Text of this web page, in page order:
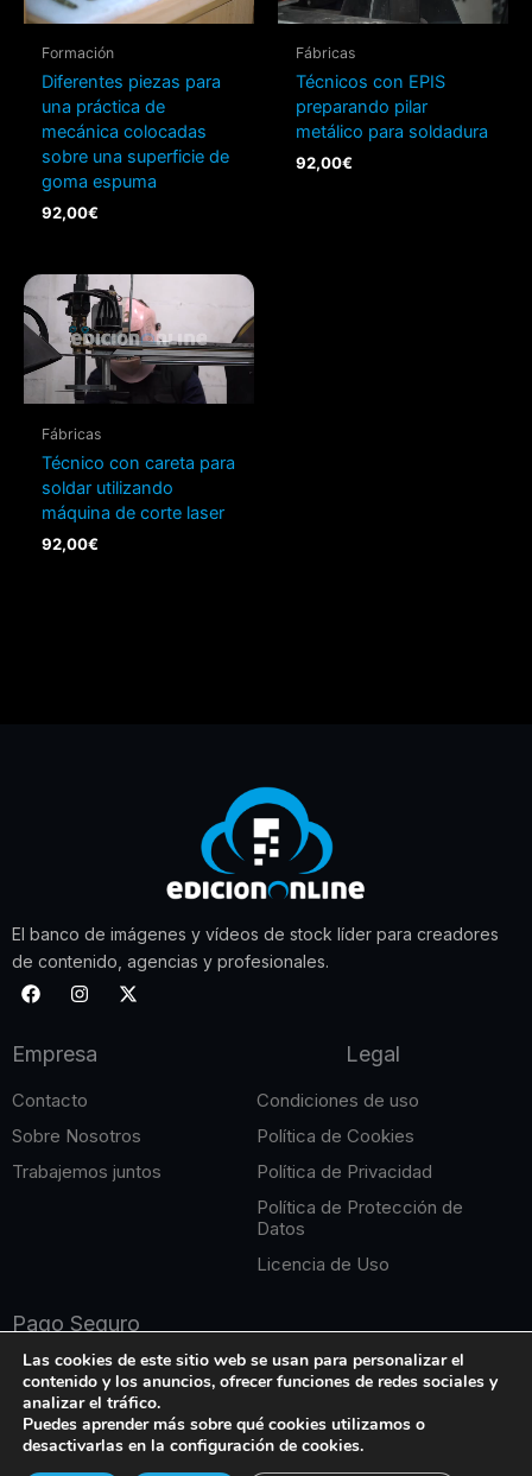
Formación
Diferentes piezas para
una práctica de
mecánica colocadas
sobre una superficie de
goma espuma
92,00€
Fábricas
Técnicos con EPIS
preparando pilar
metálico para soldadura
92,00€
Fábricas
Técnico con careta para
soldar utilizando
máquina de corte laser
92,00€
El banco de imágenes y vídeos de stock líder para creadores
de contenido, agencias y profesionales.
F
a
b
o
I
n
a
r
m
X
-
r
Empresa
Contacto
Sobre Nosotros
Trabajemos juntos
Legal
Condiciones de uso
Política de Cookies
Política de Privacidad
Política de Protección de
Datos
Licencia de Uso
Pago Seguro
Las cookies de este sitio web se usan para personalizar el
contenido y los anuncios, ofrecer funciones de redes sociales y
analizar el tráfico.
Puedes aprender más sobre qué cookies utilizamos o
desactivarlas en la configuración de cookies.